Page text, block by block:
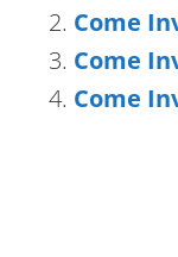
Come
Come
Come